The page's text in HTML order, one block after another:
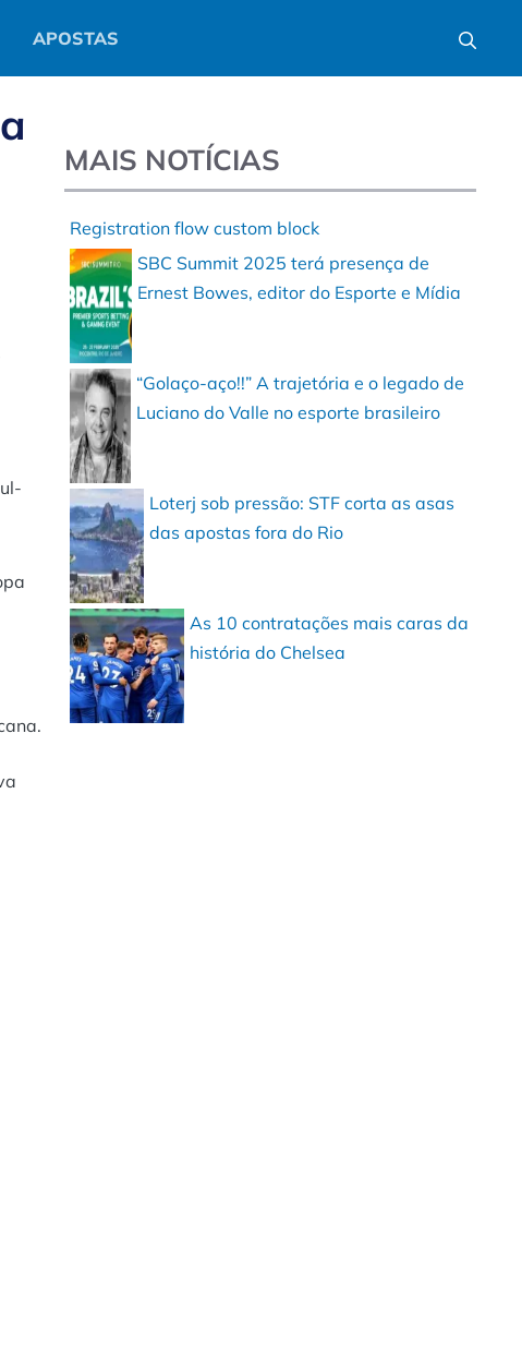
APOSTAS
MAIS NOTÍCIAS
Registration flow custom block
SBC Summit 2025 terá presença de
Ernest Bowes, editor do Esporte e Mídia
“Golaço-aço!!” A trajetória e o legado de
Luciano do Valle no esporte brasileiro
Loterj sob pressão: STF corta as asas
das apostas fora do Rio
As 10 contratações mais caras da
história do Chelsea